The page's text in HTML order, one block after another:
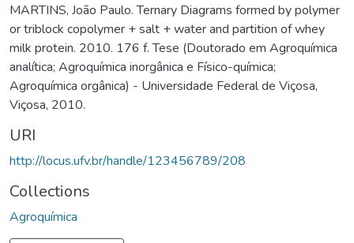
MARTINS, João Paulo. Ternary Diagrams formed by polymer
or triblock copolymer + salt + water and partition of whey
milk protein. 2010. 176 f. Tese (Doutorado em Agroquímica
analítica; Agroquímica inorgânica e Físico-química;
Agroquímica orgânica) - Universidade Federal de Viçosa,
Viçosa, 2010.
URI
http://locus.ufv.br/handle/123456789/208
Collections
Agroquímica